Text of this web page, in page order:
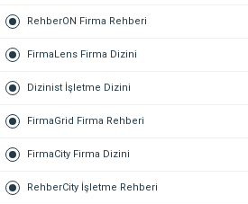
RehberON Firma Rehberi
FirmaLens Firma Dizini
Dizinist İşletme Dizini
FirmaGrid Firma Rehberi
FirmaCity Firma Dizini
RehberCity İşletme Rehberi